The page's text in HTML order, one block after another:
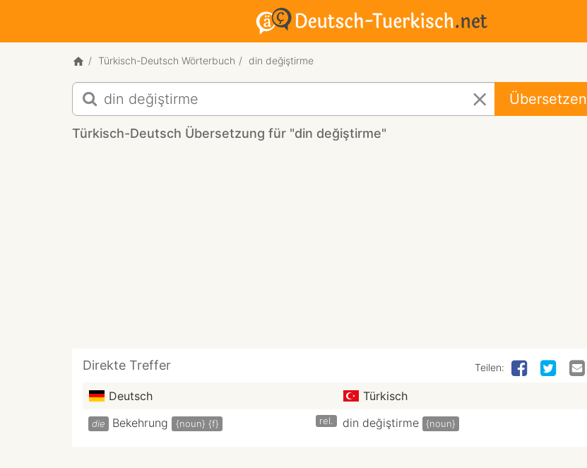
Türkisch-Deutsch Wörterbuch din değiştirme
Türkisch-
Deutsch
Übersetzung
für
Übersetzen
Türkisch-Deutsch Übersetzung für "din değiştirme"
Direkte Treffer Teilen:
Deutsch Türkisch
die Bekehrung {noun} {f} rel. din değiştirme {noun}